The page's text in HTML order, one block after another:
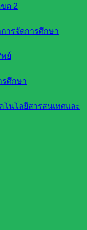
ต 2
ารจัดการศึกษา
ย์
ศึกษา
โนโลยีสารสนเทศและ